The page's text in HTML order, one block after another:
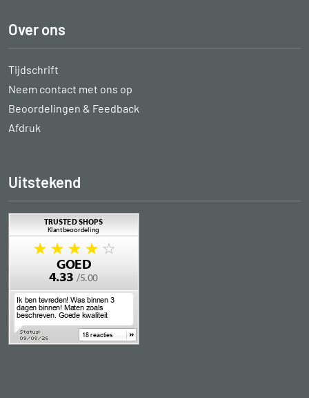
Over ons
Tijdschrift
Neem contact met ons op
Beoordelingen & Feedback
Afdruk
Uitstekend